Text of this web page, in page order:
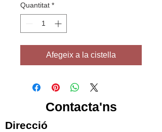
Quantitat *
Afegeix a la cistella
Contacta'ns
Direcció